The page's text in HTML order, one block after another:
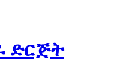
ድርጅት